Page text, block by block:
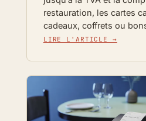
restauration, les cartes
cadeaux, coffrets ou
LIRE L'ARTICLE →